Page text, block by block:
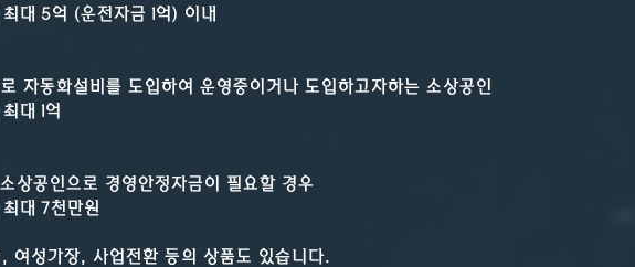
대 5억 (운전자금 1억) 이내
자동화설비를 도입하여 운영중이거나 도입하고자하는 소상공인
대 1억
상공인으로 경영안정자금이 필요할 경우
대 7천만원
여성가장, 사업전환 등의 상품도 있습니다.